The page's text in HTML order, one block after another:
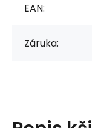
EAN:
Záruka: